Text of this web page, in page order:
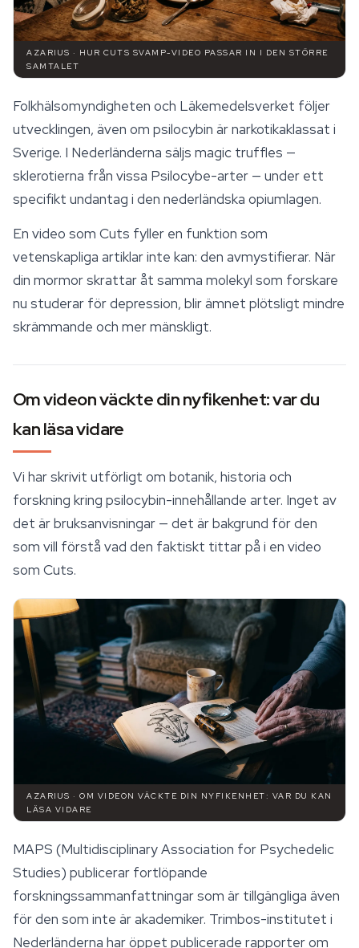
AZARIUS · HUR CUTS SVAMP-VIDEO PASSAR IN I DEN STÖRRE
SAMTALET
Folkhälsomyndigheten och Läkemedelsverket följer
utvecklingen, även om psilocybin är narkotikaklassat i
Sverige. I Nederländerna säljs magic truffles —
sklerotierna från vissa Psilocybe-arter — under ett
specifikt undantag i den nederländska opiumlagen.
En video som Cuts fyller en funktion som
vetenskapliga artiklar inte kan: den avmystifierar. När
din mormor skrattar åt samma molekyl som forskare
nu studerar för depression, blir ämnet plötsligt mindre
skrämmande och mer mänskligt.
Om videon väckte din nyfikenhet: var du
kan läsa vidare
Vi har skrivit utförligt om botanik, historia och
forskning kring psilocybin-innehållande arter. Inget av
det är bruksanvisningar — det är bakgrund för den
som vill förstå vad den faktiskt tittar på i en video
som Cuts.
AZARIUS · OM VIDEON VÄCKTE DIN NYFIKENHET: VAR DU KAN
LÄSA VIDARE
MAPS (Multidisciplinary Association for Psychedelic
Studies) publicerar fortlöpande
forskningssammanfattningar som är tillgängliga även
för den som inte är akademiker. Trimbos-institutet i
Nederländerna har öppet publicerade rapporter om